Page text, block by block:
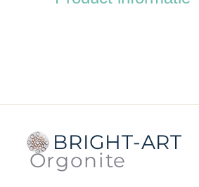
De onderzetters kun je
wilt opladen, vitaliseren
BRIGHT-ART
Orgonite